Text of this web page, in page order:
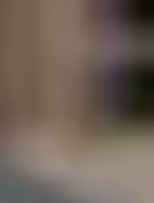
学年，实习
确认申请人